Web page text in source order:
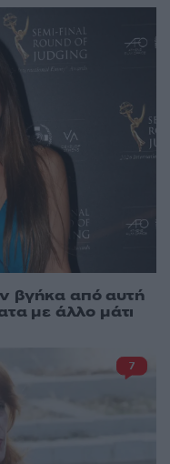
βγήκα από αυτή
με άλλο μάτι
7